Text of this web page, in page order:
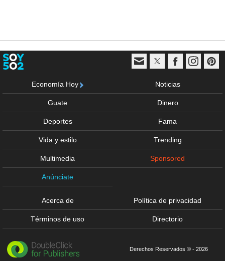
Economía Hoy Noticias
Guate Dinero
Deportes Fama
Vida y estilo Trending
Multimedia Sponsored
Anúnciate
Acerca de Política de privacidad
Términos de uso Directorio
Derechos Reservados © - 2026